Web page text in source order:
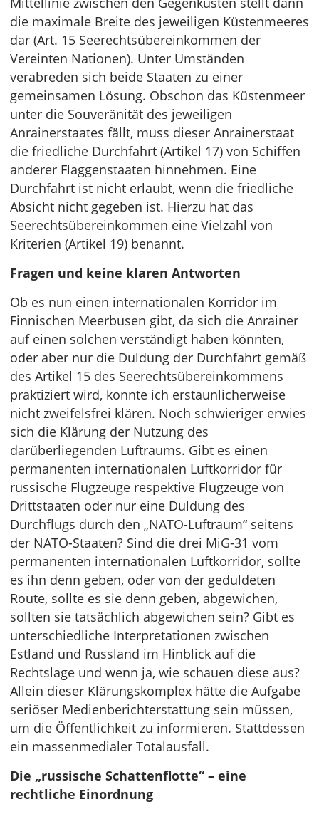
die maximale Breite des jeweiligen Küstenmeeres
dar (Art. 15 Seerechtsübereinkommen der
Vereinten Nationen). Unter Umständen
verabreden sich beide Staaten zu einer
gemeinsamen Lösung. Obschon das Küstenmeer
unter die Souveränität des jeweiligen
Anrainerstaates fällt, muss dieser Anrainerstaat
die friedliche Durchfahrt (Artikel 17) von Schiffen
anderer Flaggenstaaten hinnehmen. Eine
Durchfahrt ist nicht erlaubt, wenn die friedliche
Absicht nicht gegeben ist. Hierzu hat das
Seerechtsübereinkommen eine Vielzahl von
Kriterien (Artikel 19) benannt.
Fragen und keine klaren Antworten
Ob es nun einen internationalen Korridor im
Finnischen Meerbusen gibt, da sich die Anrainer
auf einen solchen verständigt haben könnten,
oder aber nur die Duldung der Durchfahrt gemäß
des Artikel 15 des Seerechtsübereinkommens
praktiziert wird, konnte ich erstaunlicherweise
nicht zweifelsfrei klären. Noch schwieriger erwies
sich die Klärung der Nutzung des
darüberliegenden Luftraums. Gibt es einen
permanenten internationalen Luftkorridor für
russische Flugzeuge respektive Flugzeuge von
Drittstaaten oder nur eine Duldung des
Durchflugs durch den „NATO-Luftraum“ seitens
der NATO-Staaten? Sind die drei MiG-31 vom
permanenten internationalen Luftkorridor, sollte
es ihn denn geben, oder von der geduldeten
Route, sollte es sie denn geben, abgewichen,
sollten sie tatsächlich abgewichen sein? Gibt es
unterschiedliche Interpretationen zwischen
Estland und Russland im Hinblick auf die
Rechtslage und wenn ja, wie schauen diese aus?
Allein dieser Klärungskomplex hätte die Aufgabe
seriöser Medienberichterstattung sein müssen,
um die Öffentlichkeit zu informieren. Stattdessen
ein massenmedialer Totalausfall.
Die „russische Schattenflotte“ – eine
rechtliche Einordnung